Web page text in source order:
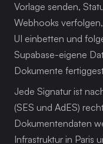
Vorlage senden,
Webhooks
UI einbetten und
Supabase-eigene
Dokumente
Jede Signatur ist
(SES und AdES)
Dokumentendaten
Infrastruktur in Paris